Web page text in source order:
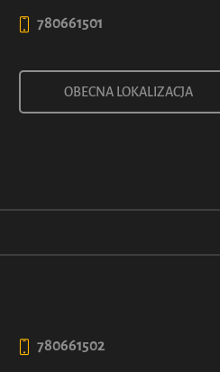
780661501
OBECNA LOKALIZACJA
780661502